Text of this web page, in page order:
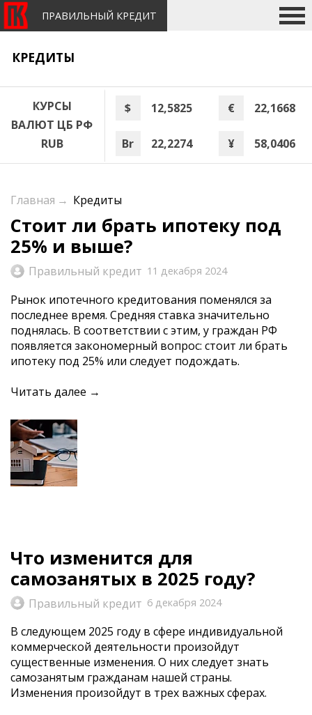
ПРАВИЛЬНЫЙ КРЕДИТ
КРЕДИТЫ
КУРСЫ
ВАЛЮТ ЦБ РФ
RUB
$ 12,5825 € 22,1668
Br 22,2274 ¥ 58,0406
Главная → Кредиты
Стоит ли брать ипотеку под
25% и выше?
Правильный кредит 11 декабря 2024
Рынок ипотечного кредитования поменялся за
последнее время. Средняя ставка значительно
поднялась. В соответствии с этим, у граждан РФ
появляется закономерный вопрос: стоит ли брать
ипотеку под 25% или следует подождать.
Читать далее →
Что изменится для
самозанятых в 2025 году?
Правильный кредит 6 декабря 2024
В следующем 2025 году в сфере индивидуальной
коммерческой деятельности произойдут
существенные изменения. О них следует знать
самозанятым гражданам нашей страны.
Изменения произойдут в трех важных сферах.